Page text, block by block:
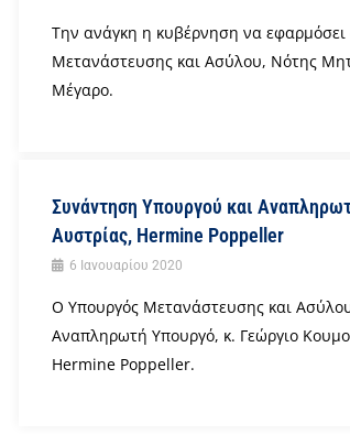
Την ανάγκη η κυβέρνηση να εφαρμόσει
Μετανάστευσης και Ασύλου, Νότης
Μέγαρο.
Συνάντηση Υπουργού και
Αυστρίας, Hermine Poppeller
6 Ιανουαρίου 2020
Ο Υπουργός Μετανάστευσης και
Αναπληρωτή Υπουργό, κ. Γεώργιο
Hermine Poppeller.